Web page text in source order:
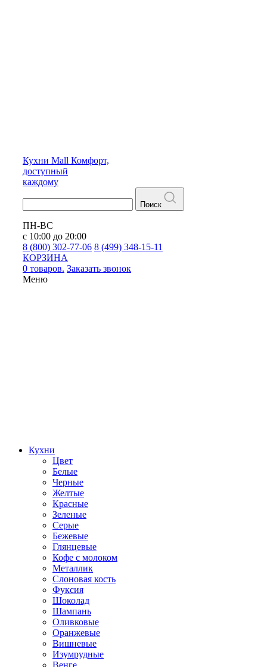
Кухни Mall Комфорт,
доступный
каждому
Поиск
ПН-ВС
с 10:00 до 20:00
8 (800) 302-77-06 8 (499) 348-15-11
КОРЗИНА
0 товаров. Заказать звонок
Меню
Кухни
Цвет
Белые
Черные
Желтые
Красные
Зеленые
Серые
Бежевые
Глянцевые
Кофе с молоком
Металлик
Слоновая кость
Фуксия
Шоколад
Шампань
Оливковые
Оранжевые
Вишневые
Изумрудные
Венге